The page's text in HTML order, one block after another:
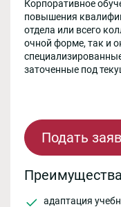
Корпоративное
повышения
отдела или всего
очной форме, так и
заточенные под
Подать
адаптация